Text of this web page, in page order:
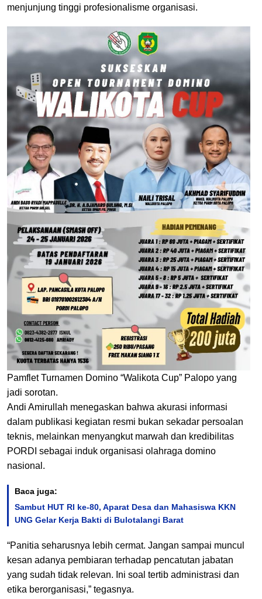
menjunjung tinggi profesionalisme organisasi.
Pamflet Turnamen Domino “Walikota Cup” Palopo yang
jadi sorotan.
Andi Amirullah menegaskan bahwa akurasi informasi
dalam publikasi kegiatan resmi bukan sekadar persoalan
teknis, melainkan menyangkut marwah dan kredibilitas
PORDI sebagai induk organisasi olahraga domino
nasional.
Baca juga:
Sambut HUT RI ke-80, Aparat Desa dan Mahasiswa KKN
UNG Gelar Kerja Bakti di Bulotalangi Barat
“Panitia seharusnya lebih cermat. Jangan sampai muncul
kesan adanya pembiaran terhadap pencatutan jabatan
yang sudah tidak relevan. Ini soal tertib administrasi dan
etika berorganisasi,” tegasnya.